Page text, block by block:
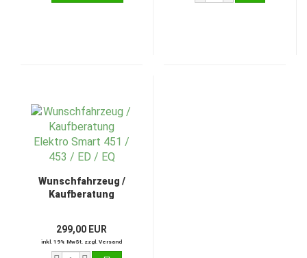
Wunschfahrzeug /
Kaufberatung
299,00 EUR
inkl. 19% MwSt. zzgl. Versand